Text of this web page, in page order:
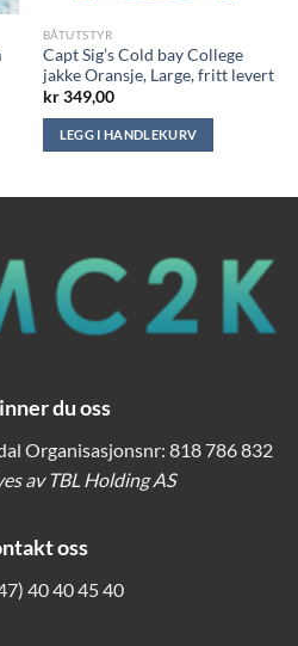
BÅTUTSTYR
Capt Sig’s Cold bay College
jakke Oransje, Large, fritt levert
kr349,00
LEGG I HANDLEKURV
du oss
Organisasjonsnr: 818 786 832
av TBL Holding AS
oss
40 40 45 40